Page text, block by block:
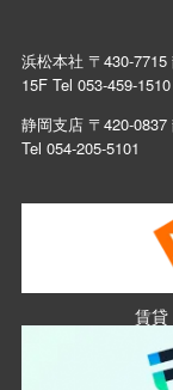
浜松本社 〒430-
15F Tel 053-459-1510
静岡支店 〒420-
Tel 054-205-5101
賃貸